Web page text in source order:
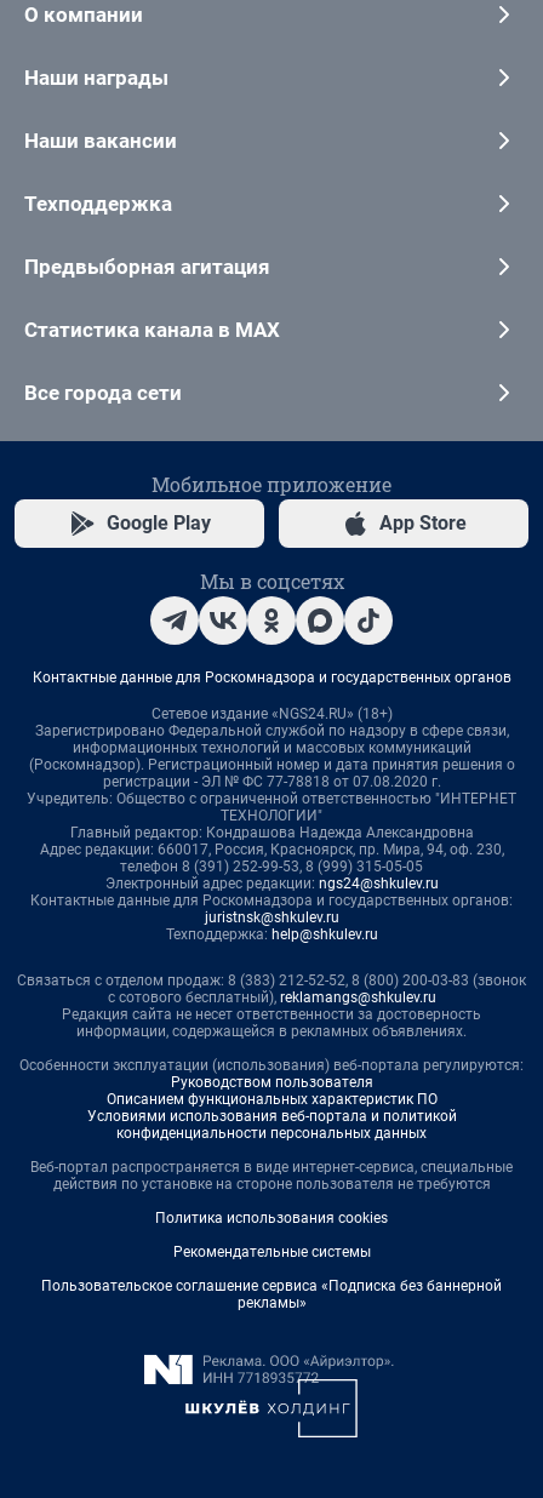
О компании
Наши награды
Наши вакансии
Техподдержка
Предвыборная агитация
Статистика канала в MAX
Все города сети
Мобильное приложение
Google Play App Store
Мы в соцсетях
Контактные данные для Роскомнадзора и государственных органов
Сетевое издание «NGS24.RU» (18+)
Зарегистрировано Федеральной службой по надзору в сфере связи,
информационных технологий и массовых коммуникаций
(Роскомнадзор). Регистрационный номер и дата принятия решения о
регистрации - ЭЛ № ФС 77-78818 от 07.08.2020 г.
Учредитель: Общество с ограниченной ответственностью "ИНТЕРНЕТ
ТЕХНОЛОГИИ"
Главный редактор: Кондрашова Надежда Александровна
Адрес редакции: 660017, Россия, Красноярск, пр. Мира, 94, оф. 230,
телефон 8 (391) 252-99-53, 8 (999) 315-05-05
Электронный адрес редакции: ngs24@shkulev.ru
Контактные данные для Роскомнадзора и государственных органов:
juristnsk@shkulev.ru
Техподдержка: help@shkulev.ru
Связаться с отделом продаж: 8 (383) 212-52-52, 8 (800) 200-03-83 (звонок
с сотового бесплатный), reklamangs@shkulev.ru
Редакция сайта не несет ответственности за достоверность
информации, содержащейся в рекламных объявлениях.
Особенности эксплуатации (использования) веб-портала регулируются:
Руководством пользователя
Описанием функциональных характеристик ПО
Условиями использования веб-портала и политикой
конфиденциальности персональных данных
Веб-портал распространяется в виде интернет-сервиса, специальные
действия по установке на стороне пользователя не требуются
Политика использования cookies
Рекомендательные системы
Пользовательское соглашение сервиса «Подписка без баннерной
рекламы»